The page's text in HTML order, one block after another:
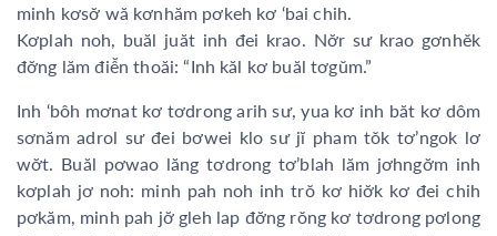
minh kơsơ̆ wă kơnhăm pơkeh kơ ‘bai chih.
Kơplah noh, buăl juăt inh đei krao. Nơ̆r sư krao gơnhĕk
đơ̆ng lăm điê̆n thoăi: “Inh kăl kơ buăl tơgŭm.”
Inh ‘bôh mơnat kơ tơdrong arih sư, yua kơ inh băt kơ dôm
sơnăm adrol sư đei bơwei klo sư jĭ pham tŏk tơ’ngok lơ
wơ̆t. Buăl pơwao lăng tơdrong tơ’blah lăm jơhngơ̆m inh
kơplah jơ noh: minh pah noh inh trŏ kơ hiơ̆k kơ đei chih
pơkăm, minh pah jơ̆ gleh lap đơ̆ng rŏng kơ tơdrong pơlong